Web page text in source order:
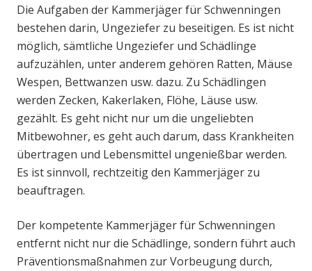
Die Aufgaben der Kammerjäger für Schwenningen
bestehen darin, Ungeziefer zu beseitigen. Es ist nicht
möglich, sämtliche Ungeziefer und Schädlinge
aufzuzählen, unter anderem gehören Ratten, Mäuse
Wespen, Bettwanzen usw. dazu. Zu Schädlingen
werden Zecken, Kakerlaken, Flöhe, Läuse usw.
gezählt. Es geht nicht nur um die ungeliebten
Mitbewohner, es geht auch darum, dass Krankheiten
übertragen und Lebensmittel ungenießbar werden.
Es ist sinnvoll, rechtzeitig den Kammerjäger zu
beauftragen.
Der kompetente Kammerjäger für Schwenningen
entfernt nicht nur die Schädlinge, sondern führt auch
Präventionsmaßnahmen zur Vorbeugung durch,